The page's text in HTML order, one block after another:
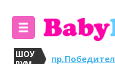
РУМ
пр.Победителей 131